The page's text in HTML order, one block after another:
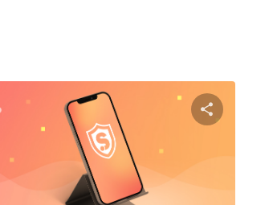
artigo